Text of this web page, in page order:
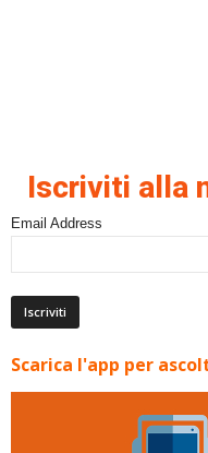
Iscriviti alla
Email Address
Scarica l'app per